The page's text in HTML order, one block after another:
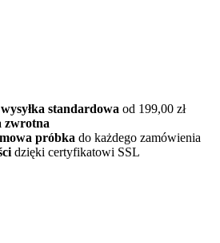
standardowa od 199,00 zł
zwrotna
próbka do każdego zamówienia
dzięki certyfikatowi SSL